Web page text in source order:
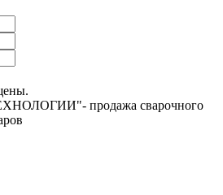
продажа сварочного